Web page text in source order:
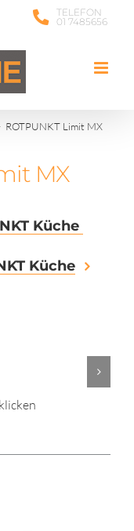
TELEFON
01 7485656
ROTPUNKT Limit MX
MX
Küche
Küche